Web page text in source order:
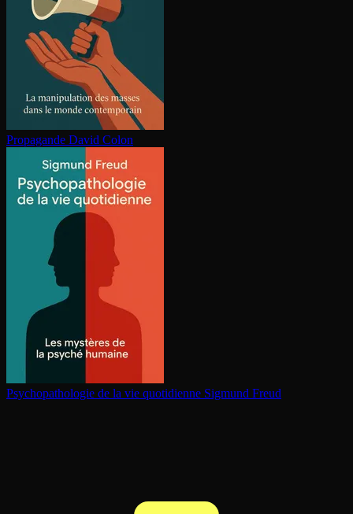
Propagande David Colon
Psy­cho­pa­tho­lo­gie de la vie quotidienne Sigmund Freud